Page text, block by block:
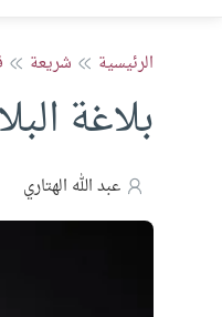
الرئيسية شريعة
بلاغة
عبد الله الهتاري